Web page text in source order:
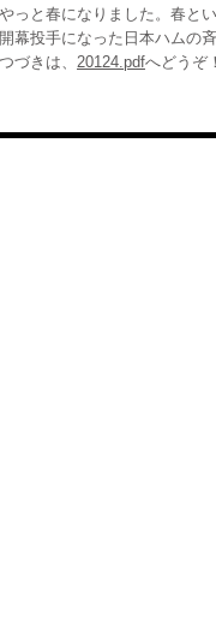
やっと春になりました。春と
開幕投手になった日本ハムの
つづきは、 20124.pdfへどうぞ！